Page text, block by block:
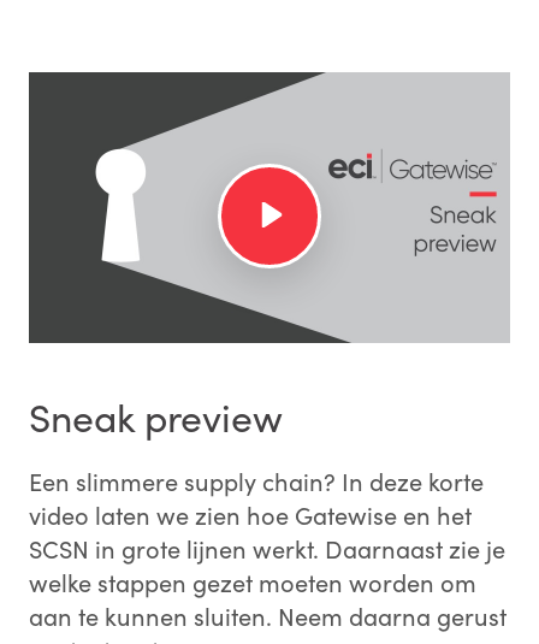
Sneak preview
Een slimmere supply chain? In deze korte
video laten we zien hoe Gatewise en het
SCSN in grote lijnen werkt. Daarnaast zie je
welke stappen gezet moeten worden om
aan te kunnen sluiten. Neem daarna gerust